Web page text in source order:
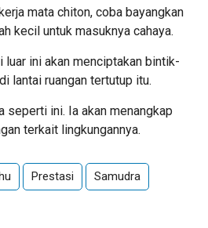
mata chiton, coba bayangkan
kecil untuk masuknya cahaya.
luar ini akan menciptakan bintik-
lantai ruangan tertutup itu.
seperti ini. Ia akan menangkap
terkait lingkungannya.
Prestasi Samudra